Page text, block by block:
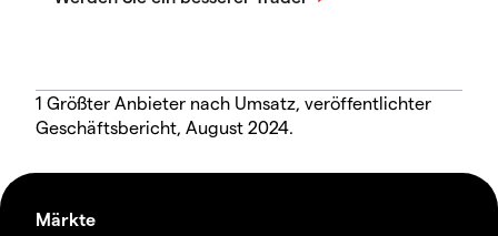
1 Größter Anbieter nach Umsatz, veröffentlichter
Geschäftsbericht, August 2024.
Märkte